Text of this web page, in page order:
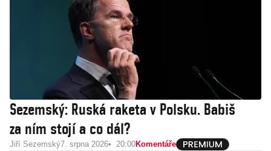
Sezemský: Ruská raketa v Polsku. Babiš
za ním stojí a co dál?
Jiří Sezemský7. srpna 2026 20:00Komentáře